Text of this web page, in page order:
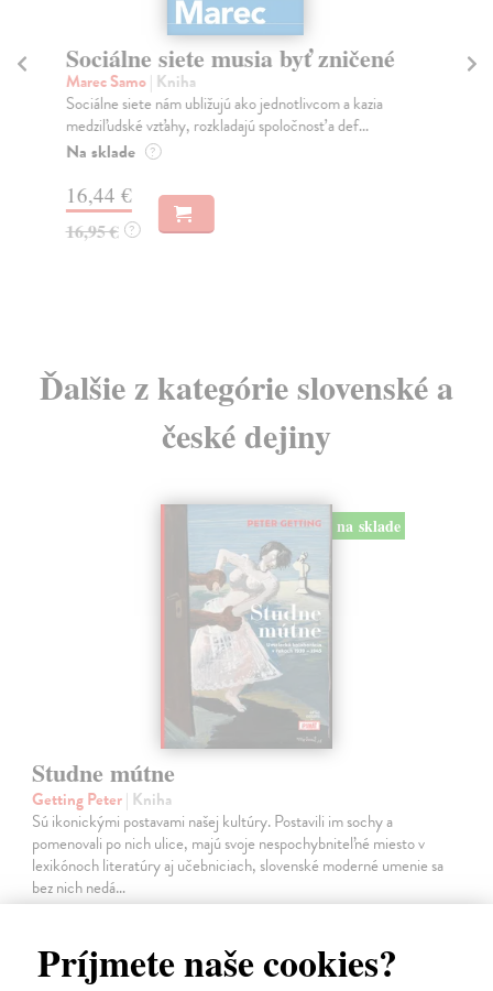
Príjmete naše cookies?
Sociálne siete musia byť zničené
Marec Samo| Kniha
Sociálne siete nám ubližujú ako jednotlivcom a kazia
medziľudské vzťahy, rozkladajú spoločnosť a def...
Na sklade ?
16,44 €
16,95 € ?
Ďalšie z kategórie slovenské a
české dejiny
na sklade
Studne mútne
Getting Peter| Kniha
Sú ikonickými postavami našej kultúry. Postavili im sochy a
pomenovali po nich ulice, majú svoje nespochybniteľné miesto v
lexikónoch literatúry aj učebniciach, slovenské moderné umenie sa
bez nich nedá…
23,66 €